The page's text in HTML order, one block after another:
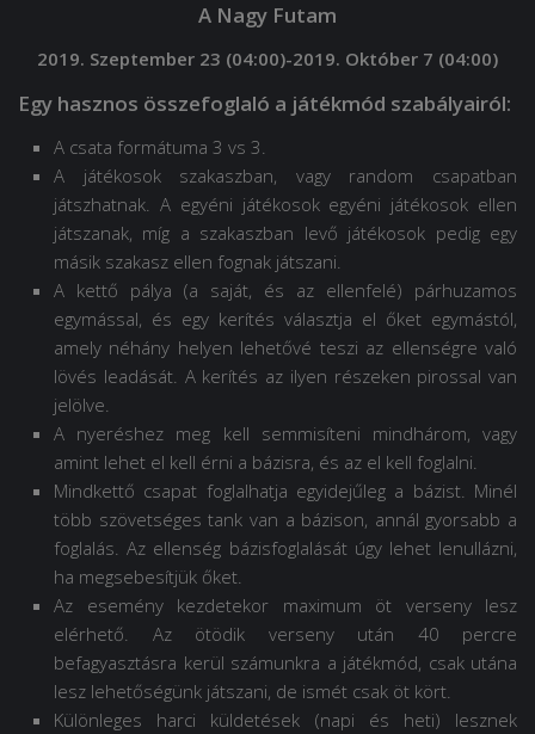
A Nagy Futam
2019. Szeptember 23 (04:00)-2019. Október 7 (04:00)
Egy hasznos összefoglaló a játékmód szabályairól:
A csata formátuma 3 vs 3.
A játékosok szakaszban, vagy random csapatban
játszhatnak. A egyéni játékosok egyéni játékosok ellen
játszanak, míg a szakaszban levő játékosok pedig egy
másik szakasz ellen fognak játszani.
A kettő pálya (a saját, és az ellenfelé) párhuzamos
egymással, és egy kerítés választja el őket egymástól,
amely néhány helyen lehetővé teszi az ellenségre való
lövés leadását. A kerítés az ilyen részeken pirossal van
jelölve.
A nyeréshez meg kell semmisíteni mindhárom, vagy
amint lehet el kell érni a bázisra, és az el kell foglalni.
Mindkettő csapat foglalhatja egyidejűleg a bázist. Minél
több szövetséges tank van a bázison, annál gyorsabb a
foglalás. Az ellenség bázisfoglalását úgy lehet lenullázni,
ha megsebesítjük őket.
Az esemény kezdetekor maximum öt verseny lesz
elérhető. Az ötödik verseny után 40 percre
befagyasztásra kerül számunkra a játékmód, csak utána
lesz lehetőségünk játszani, de ismét csak öt kört.
Különleges harci küldetések (napi és heti) lesznek